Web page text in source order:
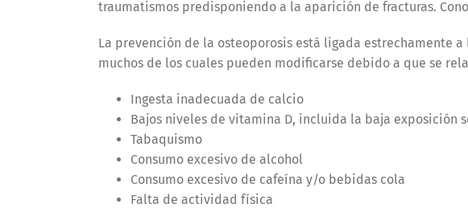
traumatismos predisponiendo a la aparición de fracturas.
La prevención de la osteoporosis está ligada estrechamente
muchos de los cuales pueden modificarse debido a que se
Ingesta inadecuada de calcio
Bajos niveles de vitamina D, incluida la baja exposición
Tabaquismo
Consumo excesivo de alcohol
Consumo excesivo de cafeína y/o bebidas cola
Falta de actividad física